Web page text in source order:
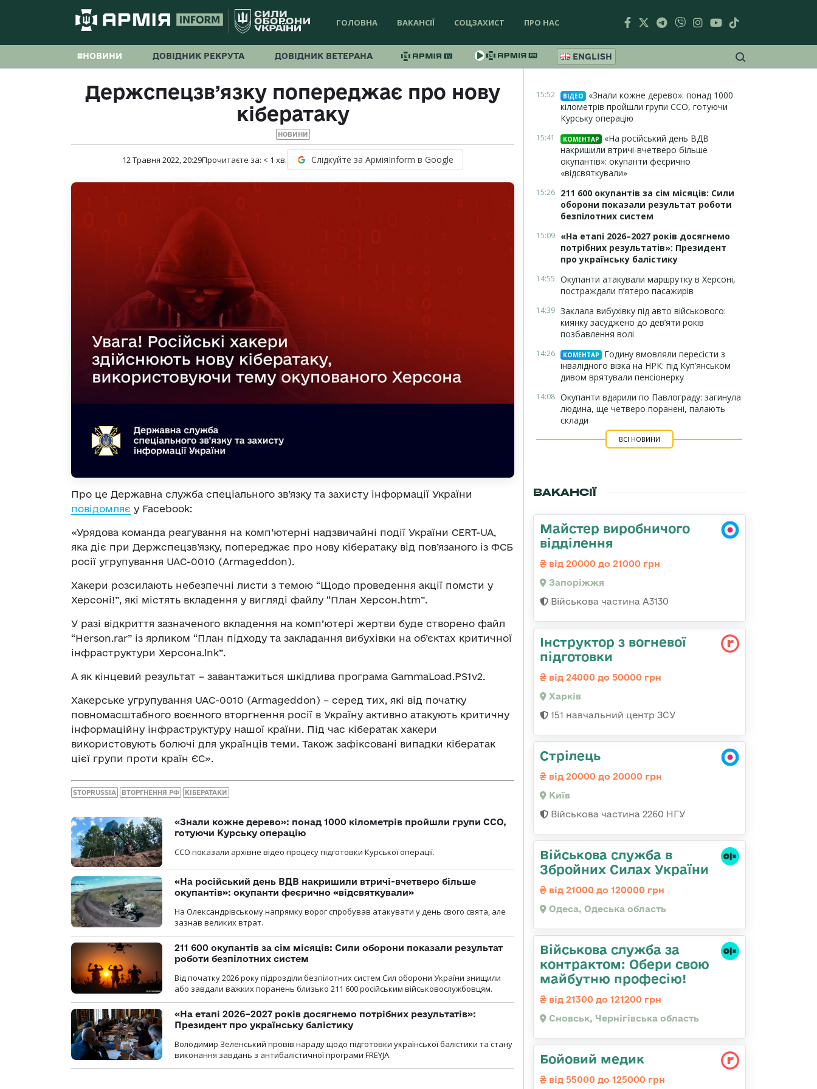
ГОЛОВНА ВАКАНСІЇ СОЦЗАХИСТ ПРО НАС
#НОВИНИ ДОВІДНИК РЕКРУТА ДОВІДНИК ВЕТЕРАНА ENGLISH
Держспецзв’язку попереджає про нову
кібератаку
НОВИНИ
12 Травня 2022, 20:29Прочитаєте за: < 1 хв. Слідкуйте за АрміяInform в Google
Про це Державна служба спеціального зв’язку та захисту інформації України
повідомляє у Facebook:
«Урядова команда реагування на комп’ютерні надзвичайні події України CERT-UA,
яка діє при Держспецзв’язку, попереджає про нову кібератаку від пов’язаного із ФСБ
росії угрупування UAC-0010 (Armageddon).
Хакери розсилають небезпечні листи з темою “Щодо проведення акції помсти у
Херсоні!”, які містять вкладення у вигляді файлу “План Херсон.htm”.
У разі відкриття зазначеного вкладення на комп’ютері жертви буде створено файл
“Herson.rar” із ярликом “План підходу та закладання вибухівки на об’єктах критичної
інфраструктури Херсона.lnk”.
А як кінцевий результат – завантажиться шкідлива програма GammaLoad.PS1v2.
Хакерське угрупування UAC-0010 (Armageddon) – серед тих, які від початку
повномасштабного воєнного вторгнення росії в Україну активно атакують критичну
інформаційну інфраструктуру нашої країни. Під час кібератак хакери
використовують болючі для українців теми. Також зафіксовані випадки кібератак
цієї групи проти країн ЄС».
STOPRUSSIA ВТОРГНЕННЯ РФ КІБЕРАТАКИ
«Знали кожне дерево»: понад 1000 кілометрів пройшли групи ССО,
готуючи Курську операцію
ССО показали архівне відео процесу підготовки Курської операції.
«На російський день ВДВ накришили втричі-вчетверо більше
окупантів»: окупанти феєрично «відсвяткували»
На Олександрівському напрямку ворог спробував атакувати у день свого свята, але
зазнав великих втрат.
211 600 окупантів за сім місяців: Сили оборони показали результат
роботи безпілотних систем
Від початку 2026 року підрозділи безпілотних систем Сил оборони України знищили
або завдали важких поранень близько 211 600 російським військовослужбовцям.
«На етапі 2026–2027 років досягнемо потрібних результатів»:
Президент про українську балістику
Володимир Зеленський провів нараду щодо підготовки української балістики та стану
виконання завдань з антибалістичної програми FREYJA.
15:52 ВІДЕО
«Знали кожне дерево»: понад 1000
кілометрів пройшли групи ССО, готуючи
Курську операцію
15:41 КОМЕНТАР
«На російський день ВДВ
накришили втричі-вчетверо більше
окупантів»: окупанти феєрично
«відсвяткували»
15:26 211 600 окупантів за сім місяців: Сили
оборони показали результат роботи
безпілотних систем
15:09 «На етапі 2026–2027 років досягнемо
потрібних результатів»: Президент
про українську балістику
14:55 Окупанти атакували маршрутку в Херсоні,
постраждали п’ятеро пасажирів
14:39 Заклала вибухівку під авто військового:
киянку засуджено до дев’яти років
позбавлення волі
14:26 КОМЕНТАР
Годину вмовляли пересісти з
інвалідного візка на НРК: під Куп’янськом
дивом врятували пенсіонерку
14:08 Окупанти вдарили по Павлограду: загинула
людина, ще четверо поранені, палають
склади
ВСІ НОВИНИ
ВАКАНСІЇ
Майстер виробничого
відділення
від 20000 до 21000 грн
Запоріжжя
Військова частина А3130
Інструктор з вогневої
підготовки
від 24000 до 50000 грн
Харків
151 навчальний центр ЗСУ
Стрілець
від 20000 до 20000 грн
Київ
Військова частина 2260 НГУ
Військова служба в
Збройних Силах України
від 21000 до 120000 грн
Одеса, Одеська область
Військова служба за
контрактом: Обери свою
майбутню професію!
від 21300 до 121200 грн
Сновськ, Чернігівська область
Бойовий медик
від 55000 до 125000 грн